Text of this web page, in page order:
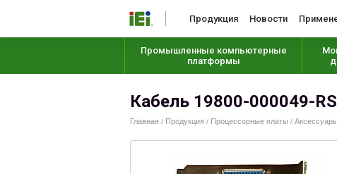
Продукция Новости
Промышленные компьютерные
платформы
Кабель 19800-000049-RS
Главная / Продукция / Процессорные платы /